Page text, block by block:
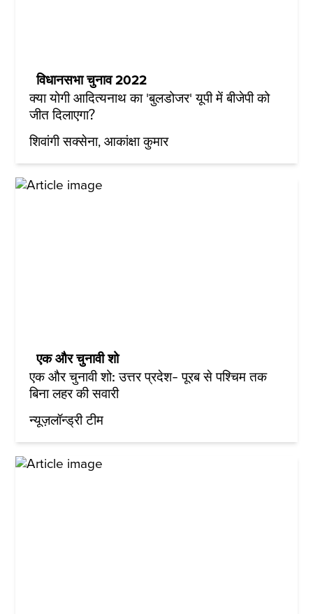
विधानसभा चुनाव 2022
क्या योगी आदित्यनाथ का 'बुलडोजर' यूपी में बीजेपी को
जीत दिलाएगा?
शिवांगी सक्सेना आकांक्षा कुमार
एक और चुनावी शो
एक और चुनावी शो: उत्तर प्रदेश- पूरब से पश्चिम तक
बिना लहर की सवारी
न्यूज़लॉन्ड्री टीम